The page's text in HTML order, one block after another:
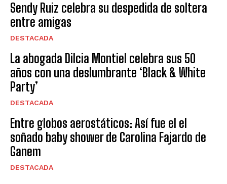
Sendy Ruiz celebra su despedida de soltera
entre amigas
DESTACADA
La abogada Dilcia Montiel celebra sus 50
años con una deslumbrante ‘Black & White
Party’
DESTACADA
Entre globos aerostáticos: Así fue el el
soñado baby shower de Carolina Fajardo de
Ganem
DESTACADA